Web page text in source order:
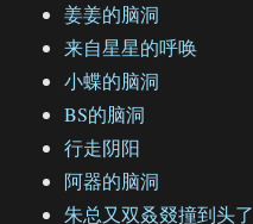
姜姜的脑洞
来自星星的呼唤
小蝶的脑洞
BS的脑洞
行走阴阳
阿器的脑洞
朱总又双叒叕撞到头了